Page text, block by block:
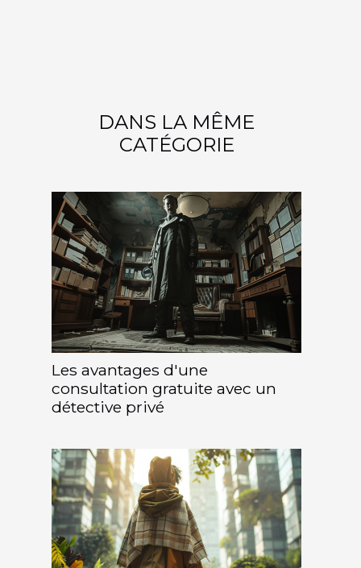
DANS LA MÊME
CATÉGORIE
Les avantages d'une
consultation gratuite avec un
détective privé